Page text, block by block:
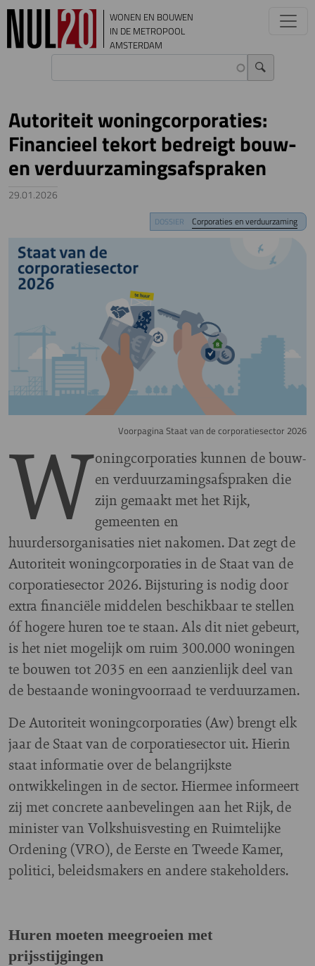
Overslaan en naar de inhoud gaan
WONEN EN BOUWEN
IN DE METROPOOL
AMSTERDAM
Autoriteit woningcorporaties:
Financieel tekort bedreigt bouw-
en verduurzamingsafspraken
29.01.2026
DOSSIER Corporaties en verduurzaming
Voorpagina Staat van de corporatiesector 2026
Woningcorporaties kunnen de bouw-
en verduurzamingsafspraken die
zijn gemaakt met het Rijk,
gemeenten en
huurdersorganisaties niet nakomen. Dat zegt de
Autoriteit woningcorporaties in de Staat van de
corporatiesector 2026. Bijsturing is nodig door
extra financiële middelen beschikbaar te stellen
óf hogere huren toe te staan. Als dit niet gebeurt,
is het niet mogelijk om ruim 300.000 woningen
te bouwen tot 2035 en een aanzienlijk deel van
de bestaande woningvoorraad te verduurzamen.
De Autoriteit woningcorporaties (Aw) brengt elk
jaar de Staat van de corporatiesector uit. Hierin
staat informatie over de belangrijkste
ontwikkelingen in de sector. Hiermee informeert
zij met concrete aanbevelingen aan het Rijk, de
minister van Volkshuisvesting en Ruimtelijke
Ordening (VRO), de Eerste en Tweede Kamer,
politici, beleidsmakers en andere stakeholders.
Huren moeten meegroeien met
prijsstijgingen